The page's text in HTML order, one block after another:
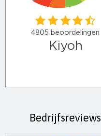
Bedrijfsreviews